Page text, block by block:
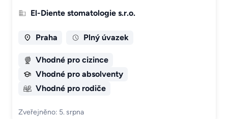
El-Diente stomatologie s.r.o.
Praha Plný úvazek
Vhodné pro cizince
Vhodné pro absolventy
Vhodné pro rodiče
Zveřejněno: 5. srpna